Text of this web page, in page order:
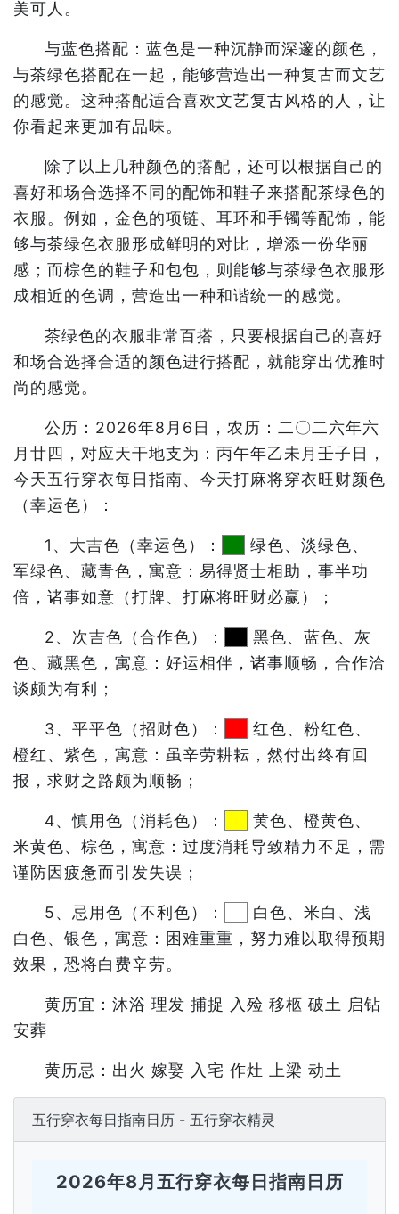
美可人。
与蓝色搭配：蓝色是一种沉静而深邃的颜色，
与茶绿色搭配在一起，能够营造出一种复古而文艺
的感觉。这种搭配适合喜欢文艺复古风格的人，让
你看起来更加有品味。
除了以上几种颜色的搭配，还可以根据自己的
喜好和场合选择不同的配饰和鞋子来搭配茶绿色的
衣服。例如，金色的项链、耳环和手镯等配饰，能
够与茶绿色衣服形成鲜明的对比，增添一份华丽
感；而棕色的鞋子和包包，则能够与茶绿色衣服形
成相近的色调，营造出一种和谐统一的感觉。
茶绿色的衣服非常百搭，只要根据自己的喜好
和场合选择合适的颜色进行搭配，就能穿出优雅时
尚的感觉。
公历：2026年8月6日，农历：二〇二六年六
月廿四，对应天干地支为：丙午年乙未月壬子日，
今天五行穿衣每日指南、今天打麻将穿衣旺财颜色
（幸运色）：
1、大吉色（幸运色）：
绿色、淡绿色、
军绿色、藏青色，寓意：易得贤士相助，事半功
倍，诸事如意（打牌、打麻将旺财必赢）；
2、次吉色（合作色）：
黑色、蓝色、灰
色、藏黑色，寓意：好运相伴，诸事顺畅，合作洽
谈颇为有利；
3、平平色（招财色）：
红色、粉红色、
橙红、紫色，寓意：虽辛劳耕耘，然付出终有回
报，求财之路颇为顺畅；
4、慎用色（消耗色）：
黄色、橙黄色、
米黄色、棕色，寓意：过度消耗导致精力不足，需
谨防因疲惫而引发失误；
5、忌用色（不利色）：
白色、米白、浅
白色、银色，寓意：困难重重，努力难以取得预期
效果，恐将白费辛劳。
黄历宜：沐浴 理发 捕捉 入殓 移柩 破土 启钻
安葬
黄历忌：出火 嫁娶 入宅 作灶 上梁 动土
五行穿衣每日指南日历 - 五行穿衣精灵
2026年8月五行穿衣每日指南日历